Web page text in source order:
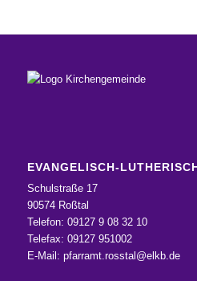
EVANGELISCH-
Schulstraße 17
90574 Roßtal
Telefon: 09127 9 08 32 10
Telefax: 09127 951002
E-Mail: pfarramt.rosstal@elkb.de